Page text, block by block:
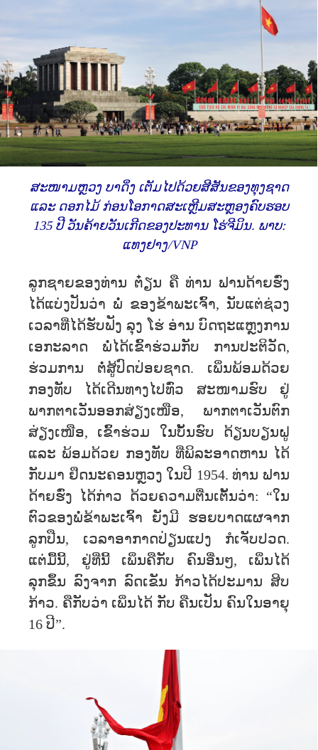
ສະໜາມຫຼວງ ບາດິ່ງ ເຕັມໄປດ້ວຍສີສັນຂອງທຸງຊາດ
ແລະ ດອກໄມ້ ກ່ອນໂອກາດສະເຫຼີມສະຫຼອງຄົບຮອບ
135 ປີ ວັນຄ້າຍວັນເກີດຂອງປະທານ ໂຮ່ຈີມິນ. ພາບ:
ແທງຢາງ/VNP
ລູກຊາຍຂອງທ່ານ ຕ໋ຽນ ຄື ທ່ານ ຟານດ້າຍຮົ່ງ
ໄດ້ແບ່ງປັນວ່າ ພໍ່ ຂອງຂ້າພະເຈົ້າ, ນັບແຕ່ຊ່ວງ
ເວລາທີ່ໄດ້ຮັບຟັງ ລຸງ ໂຮ່ ອ່ານ ບົດຖະແຫຼງການ
ເອກະລາດ ພໍ່ໄດ້ເຂົ້າຮ່ວມກັບ ການປະຕິວັດ,
ຮ່ວມການ ຕໍ່ສູ້ປົດປ່ອຍຊາດ. ເພິ່ນພ້ອມດ້ວຍ
ກອງທັບ ໄດ້ເດີນທາງໄປທົ່ວ ສະໜາມຮົບ ຢູ່
ພາກຕາເວັນອອກສ່ຽງເໜືອ, ພາກຕາເວັນຕົກ
ສ່ຽງເໜືອ, ເຂົ້າຮ່ວມ ໃນບັ້ນຮົບ ດ້ຽນບຽນຝູ
ແລະ ພ້ອມດ້ວຍ ກອງທັບ ທ່ີພິລະອາດຫານ ໄດ້
ກັບມາ ຢຶດນະຄອນຫຼວງ ໃນປີ 1954. ທ່ານ ຟານ
ດ້າຍຮົ່ງ ໄດ້ກ່າວ ດ້ວຍຄວາມຕື່ນເຕັ້ນວ່າ: “ໃນ
ຕົວຂອງພໍ່ຂ້າພະເຈົ້າ ຍັງມີ ຮອຍບາດແຜຈາກ
ລູກປືນ, ເວລາອາກາດປ່ຽນແປງ ກໍເຈັບປວດ.
ແຕ່ມື້ນີ້, ຢູ່ທີ່ນີ້ ເພິ່ນຄືກັບ ຄົນອື່ນໆ, ເພິ່ນໄດ້
ລຸກຂຶ້ນ ລົງຈາກ ລົດເຂັນ ກ້າວໄດ້ປະມານ ສິບ
ກ້າວ. ຄືກັບວ່າ ເພິ່ນໄດ້ ກັບ ຄືນເປັນ ຄົນໃນອາຍຸ
16 ປີ”.